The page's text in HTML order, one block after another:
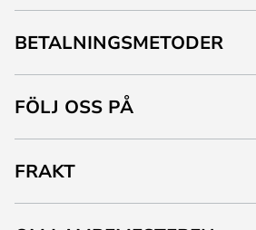
BETALNINGSMETODER
FÖLJ OSS PÅ
FRAKT